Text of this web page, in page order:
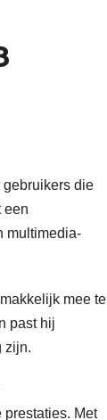
die
een
multimedia-
mee te
past hij
zijn.
Met